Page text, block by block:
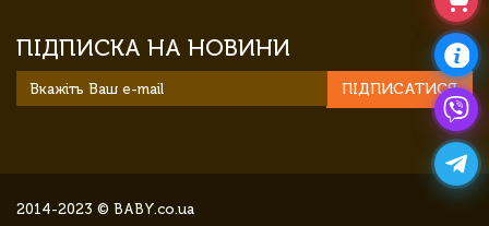
ПІДПИСКА НА НОВИНИ
ПІДПИСАТИСЯ
2014-2023 © BABY.co.ua